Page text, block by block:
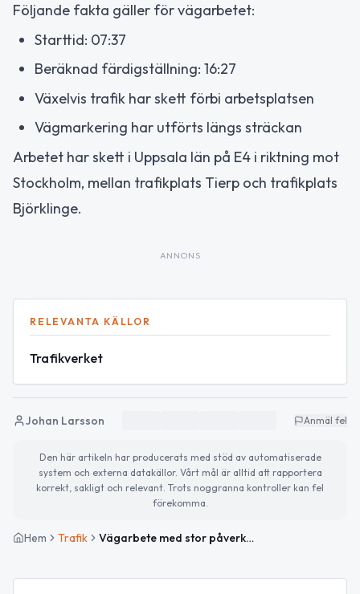
Följande fakta gäller för vägarbetet:
Starttid: 07:37
Beräknad färdigställning: 16:27
Växelvis trafik har skett förbi arbetsplatsen
Vägmarkering har utförts längs sträckan
Arbetet har skett i Uppsala län på E4 i riktning mot
Stockholm, mellan trafikplats Tierp och trafikplats
Björklinge.
ANNONS
RELEVANTA KÄLLOR
Trafikverket
Johan Larsson Anmäl fel
Den här artikeln har producerats med stöd av automatiserade
system och externa datakällor. Vårt mål är alltid att rapportera
korrekt, sakligt och relevant. Trots noggranna kontroller kan fel
förekomma.
Hem Trafik Vägarbete med stor påverkan på E4 mellan Tierp och Björklinge avslutat